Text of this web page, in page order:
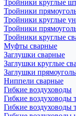
Тройники круглые
Тройники
Тройники круглые
Тройники
Тройники круглые
Муфты сварные
Заглушки сварные
Заглушки круглые
Заглушки
Ниппели сварные
Гибкие воздуховоды
Гибкие воздуховоды
Гибкие воздуховоды